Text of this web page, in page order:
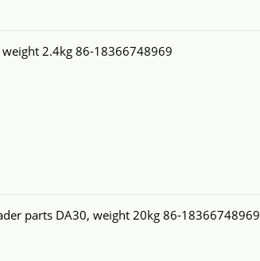
weight 2.4kg 86-18366748969
parts DA30, weight 20kg 86-18366748969